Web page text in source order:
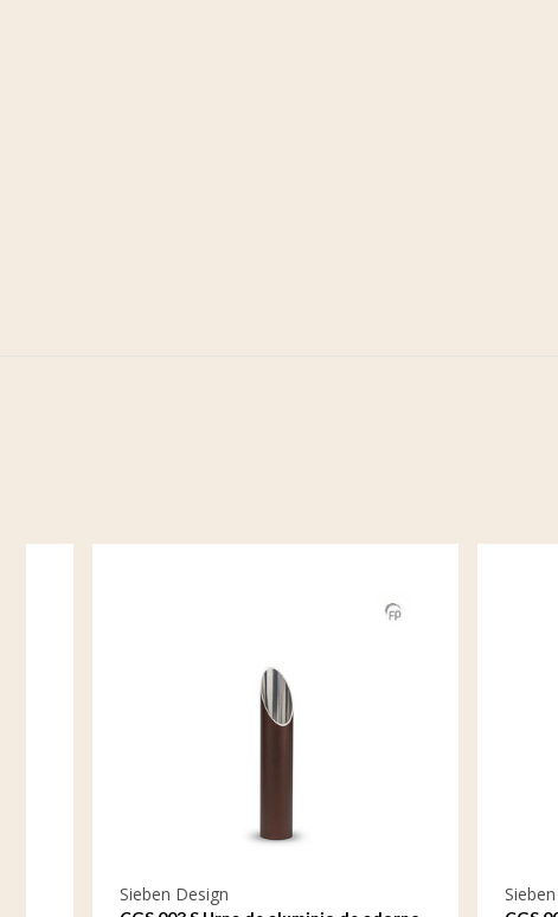
Sieben Design Sieben Design